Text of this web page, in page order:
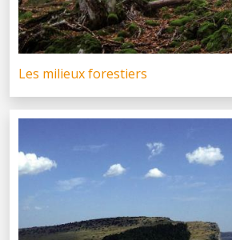
Les milieux forestiers